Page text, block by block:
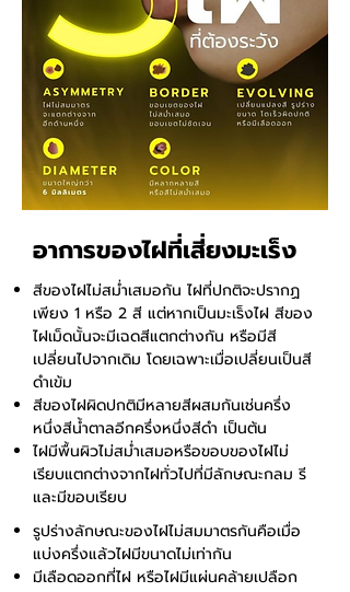
อาการของไฝที่เสี่ยงมะเร็ง
สีของไฝไม่สม่ำเสมอกัน ไฝที่ปกติจะปรากฏ
เพียง 1 หรือ 2 สี แต่หากเป็นมะเร็งไฝ สีของ
ไฝเม็ดนั้นจะมีเฉดสีแตกต่างกัน หรือมีสี
เปลี่ยนไปจากเดิม โดยเฉพาะเมื่อเปลี่ยนเป็นสี
ดำเข้ม
สีของไฝผิดปกติมีหลายสีผสมกันเช่นครึ่ง
หนึ่งสีน้ำตาลอีกครึ่งหนึ่งสีดำ เป็นต้น
ไฝมีพื้นผิวไม่สม่ำเสมอหรือขอบของไฝไม่
เรียบแตกต่างจากไฝทั่วไปที่มีลักษณะกลม รี
และมีขอบเรียบ
รูปร่างลักษณะของไฝไม่สมมาตรกันคือเมื่อ
แบ่งครึ่งแล้วไฝมีขนาดไม่เท่ากัน
มีเลือดออกที่ไฝ หรือไฝมีแผ่นคล้ายเปลือก